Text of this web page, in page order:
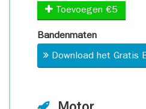
Toevoegen €5
Bandenmaten
Download het Gratis